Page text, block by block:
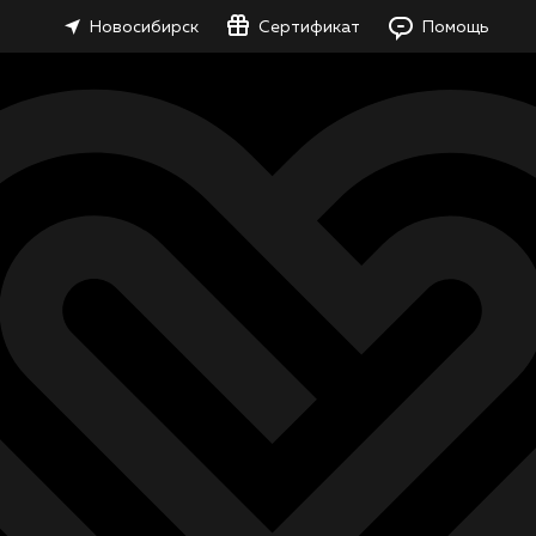
Новосибирск Сертификат Помощь